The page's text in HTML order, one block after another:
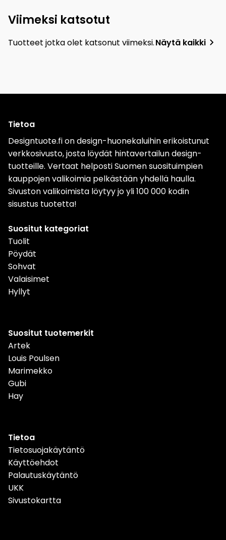
Viimeksi katsotut
Tuotteet jotka olet katsonut viimeksi.Näytä kaikki
Tietoa
Designtuote.fi on design-huonekaluihin erikoistunut
verkkosivusto, josta löydät hintavertailun design-
tuotteille. Vertaat helposti Suomen suosituimpien
kauppojen valikoimia pelkästään yhdellä haulla.
Sivuston valikoimista löytyy jo yli 100 000 kodin
sisustus tuotetta!
Suositut kategoriat
Tuolit
Pöydät
Sohvat
Valaisimet
Hyllyt
Suositut tuotemerkit
Artek
Louis Poulsen
Marimekko
Gubi
Hay
Tietoa
Tietosuojakäytäntö
Käyttöehdot
Palautuskäytäntö
UKK
Sivustokartta